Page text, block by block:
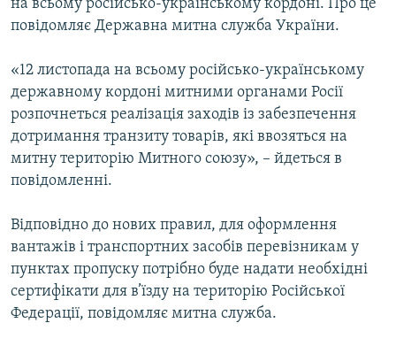
на всьому російсько-українському кордоні. Про це
повідомляє Державна митна служба України.
«12 листопада на всьому російсько-українському
державному кордоні митними органами Росії
розпочнеться реалізація заходів із забезпечення
дотримання транзиту товарів, які ввозяться на
митну територію Митного союзу», – йдеться в
повідомленні.
Відповідно до нових правил, для оформлення
вантажів і транспортних засобів перевізникам у
пунктах пропуску потрібно буде надати необхідні
сертифікати для в’їзду на територію Російської
Федерації, повідомляє митна служба.